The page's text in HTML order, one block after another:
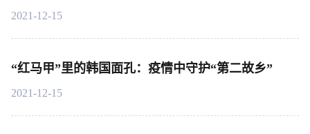
2021-12-15
“红马甲”里的韩国面孔：疫情中守护“第二故乡”
2021-12-15